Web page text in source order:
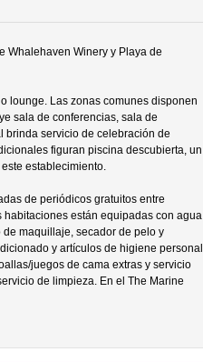
Whalehaven Winery y Playa de
lounge. Las zonas comunes disponen
sala de conferencias, sala de
brinda servicio de celebración de
figuran piscina descubierta, un
establecimiento.
de periódicos gratuitos entre
están equipadas con agua
maquillaje, secador de pelo y
y artículos de higiene personal
juegos de cama extras y servicio
de limpieza. En el The Marine